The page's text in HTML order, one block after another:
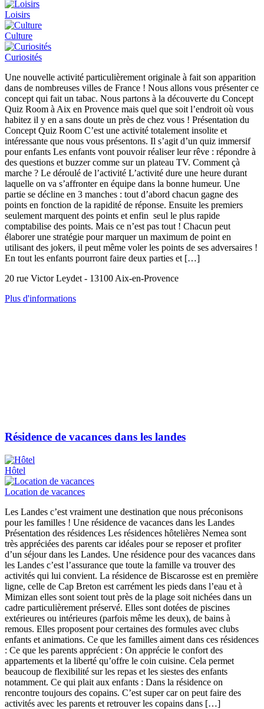
Loisirs
Culture
Curiosités
Une nouvelle activité particulièrement originale à fait son apparition
dans de nombreuses villes de France ! Nous allons vous présenter ce
concept qui fait un tabac. Nous partons à la découverte du Concept
Quiz Room à Aix en Provence mais quel que soit l’endroit où vous
habitez il y en a sans doute un près de chez vous ! Présentation du
Concept Quiz Room C’est une activité totalement insolite et
intéressante que nous vous présentons. Il s’agit d’un quiz immersif
pour enfants Les enfants vont pouvoir réaliser leur rêve : répondre à
des questions et buzzer comme sur un plateau TV. Comment çà
marche ? Le déroulé de l’activité L’activité dure une heure durant
laquelle on va s’affronter en équipe dans la bonne humeur. Une
partie se décline en 3 manches : tout d’abord chacun gagne des
points en fonction de la rapidité de réponse. Ensuite les premiers
seulement marquent des points et enfin seul le plus rapide
comptabilise des points. Mais ce n’est pas tout ! Chacun peut
élaborer une stratégie pour marquer un maximum de point en
utilisant des jokers, il peut même voler les points de ses adversaires !
En tout les enfants pourront faire deux parties et […]
20 rue Victor Leydet - 13100 Aix-en-Provence
Plus d'informations
Résidence de vacances dans les landes
Hôtel
Location de vacances
Les Landes c’est vraiment une destination que nous préconisons
pour les familles ! Une résidence de vacances dans les Landes
Présentation des résidences Les résidences hôtelières Nemea sont
très appréciées des parents car idéales pour se reposer et profiter
d’un séjour dans les Landes. Une résidence pour des vacances dans
les Landes c’est l’assurance que toute la famille va trouver des
activités qui lui convient. La résidence de Biscarosse est en première
ligne, celle de Cap Breton est carrément les pieds dans l’eau et à
Mimizan elles sont soient tout près de la plage soit nichées dans un
cadre particulièrement préservé. Elles sont dotées de piscines
extérieures ou intérieures (parfois même les deux), de bains à
remous. Elles proposent pour certaines des formules avec clubs
enfants et animations. Ce que les familles aiment dans ces résidences
: Ce que les parents apprécient : On apprécie le confort des
appartements et la liberté qu’offre le coin cuisine. Cela permet
beaucoup de flexibilité sur les repas et les siestes des enfants
notamment. Ce qui plait aux enfants : Dans la résidence on
rencontre toujours des copains. C’est super car on peut faire des
activités avec les parents et retrouver les copains dans […]